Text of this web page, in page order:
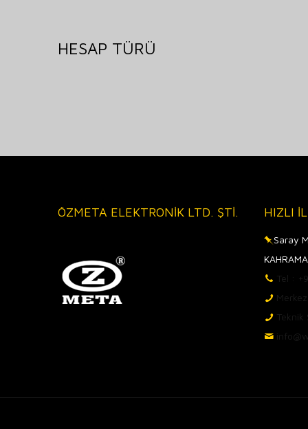
HESAP TÜRÜ
ÖZMETA ELEKTRONİK LTD. ŞTİ. HIZLI
Saray
Tel :